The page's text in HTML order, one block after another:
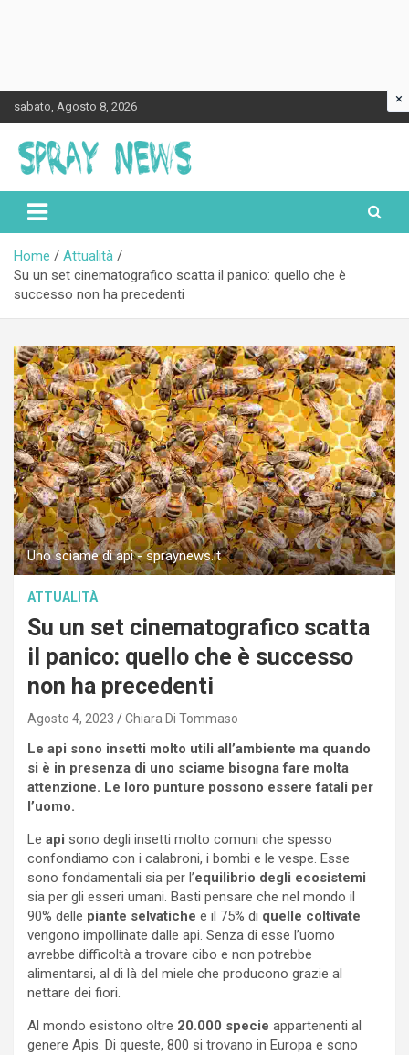
to
content
sabato, Agosto 8, 2026
Spraynews.it
Home
Attualità
Su un set cinematografico scatta il panico: quello che è
successo non ha precedenti
Uno sciame di api - spraynews.it
ATTUALITÀ
Su un set cinematografico scatta
il panico: quello che è successo
non ha precedenti
Agosto 4, 2023 Chiara Di Tommaso
Le api sono insetti molto utili all’ambiente ma quando
si è in presenza di uno sciame bisogna fare molta
attenzione. Le loro punture possono essere fatali per
l’uomo.
Le api sono degli insetti molto comuni che spesso
confondiamo con i calabroni, i bombi e le vespe. Esse
sono fondamentali sia per l’equilibrio degli ecosistemi
sia per gli esseri umani. Basti pensare che nel mondo il
90% delle piante selvatiche e il 75% di quelle coltivate
vengono impollinate dalle api. Senza di esse l’uomo
avrebbe difficoltà a trovare cibo e non potrebbe
alimentarsi, al di là del miele che producono grazie al
nettare dei fiori.
Al mondo esistono oltre 20.000 specie appartenenti al
genere Apis. Di queste, 800 si trovano in Europa e sono
×